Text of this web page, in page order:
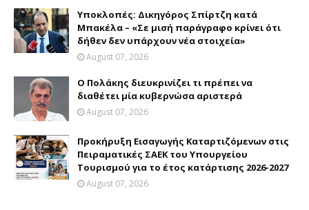
Υποκλοπές: Δικηγόρος Σπίρτζη κατά
Μπακέλα – «Σε μισή παράγραφο κρίνει ότι
δήθεν δεν υπάρχουν νέα στοιχεία»
August 07, 2026
Ο Πολάκης διευκρινίζει τι πρέπει να
διαθέτει μία κυβερνώσα αριστερά
August 07, 2026
Προκήρυξη Εισαγωγής Καταρτιζόμενων στις
Πειραματικές ΣΑΕΚ του Υπουργείου
Τουρισμού για το έτος κατάρτισης 2026-2027
August 07, 2026